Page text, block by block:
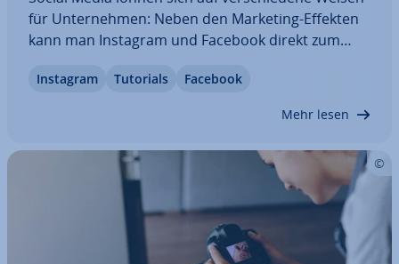
für Un­ter­neh­men: Neben den Marketing-Effekten
kann man Instagram und Facebook direkt zum
stau­rants und Cafés zunutze machen. Mit prak­ti­
Instagram Tutorials Facebook
Mehr lesen